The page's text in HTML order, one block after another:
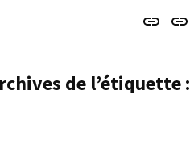
Contact
À
de l’étiquette :